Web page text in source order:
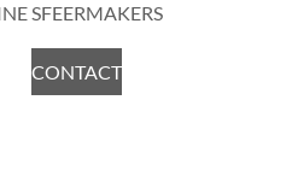
SFEERMAKERS
CONTACT